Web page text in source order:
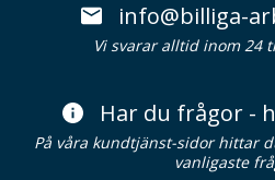
info@billiga-
Vi svarar alltid inom 24
Har du frågor -
På våra kundtjänst-sidor hittar
vanligaste